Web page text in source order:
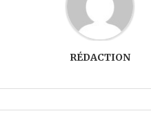
RÉDACTION